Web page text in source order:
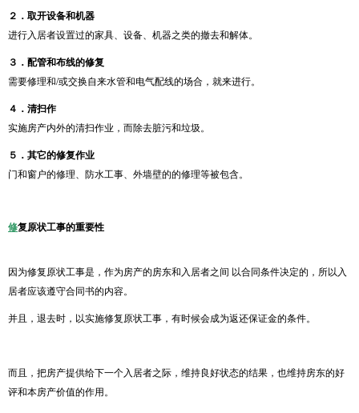
２．取开设备和机器
进行入居者设置过的家具、设备、机器之类的撤去和解体。
３． 配管和布线的修复
需要修理和/或交换自来水管和电气配线的场合，就来进行。
４． 清扫作
实施房产内外的清扫作业，而除去脏污和垃圾。
５． 其它的修复作业
门和窗户的修理、防水工事、外墙壁的的修理等被包含。
修复原状工事的重要性
因为修复原状工事是，作为房产的房东和入居者之间 以合同条件决定的，所以入
居者应该遵守合同书的内容。
并且，退去时，以实施修复原状工事，有时候会成为返还保证金的条件。
而且，把房产提供给下一个入居者之际，维持良好状态的结果，也维持房东的好
评和本房产价值的作用。